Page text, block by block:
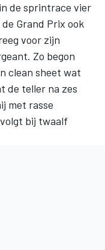
de sprintrace vier
Grand Prix ook
voor zijn
. Zo begon
clean sheet wat
de teller na zes
met rasse
bij twaalf